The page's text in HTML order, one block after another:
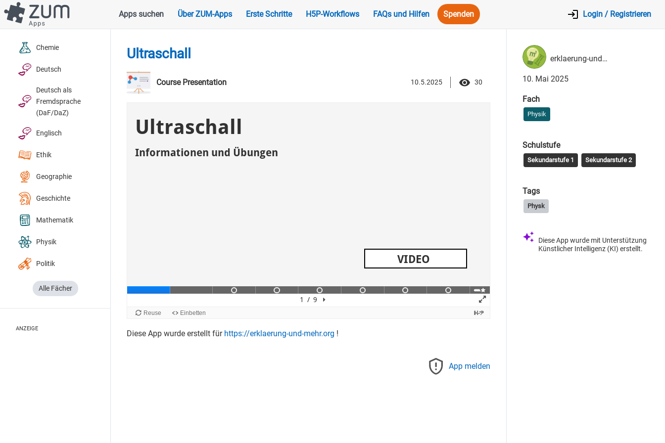
Direkt
zum
Inhalt
Hauptnavigation
Apps suchen Über ZUM-Apps Erste Schritte H5P-Workflows FAQs und Hilfen Spenden Login / Registrieren
Chemie
Deutsch
Deutsch als
Fremdsprache
(DaF/DaZ)
Englisch
Ethik
Geographie
Geschichte
Mathematik
Physik
Politik
Alle Fächer
ANZEIGE
Ultraschall
Course Presentation 10.5.2025 30
Diese App wurde erstellt für https://erklaerung-und-mehr.org !
App melden
erklaerung-und…
10. Mai 2025
Fach
Physik
Schulstufe
Sekundarstufe 1 Sekundarstufe 2
Tags
Physk
Diese App wurde mit Unterstützung
Künstlicher Intelligenz (KI) erstellt.